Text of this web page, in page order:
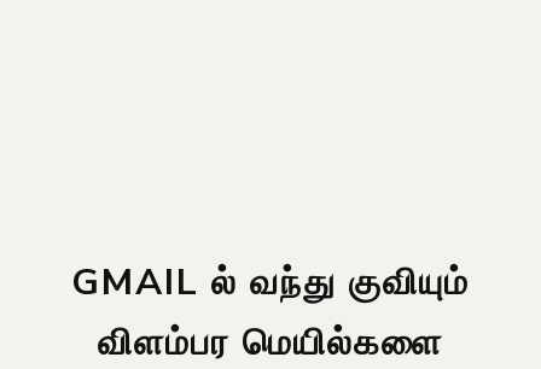
GMAIL ல் வந்து குவியும்
விளம்பர மெயில்களை